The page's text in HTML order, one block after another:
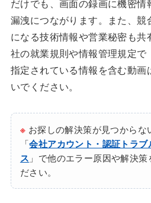
だけでも、画面の録画に機密情
漏洩につながります。また、
になる技術情報や営業秘密も
社の就業規則や情報管理規定で
指定されている情報を含む動
いでください。
※ お探しの解決策が見つからな
「会社アカウント・認証トラ
ス 」で他のエラー原因や解決
ださい。